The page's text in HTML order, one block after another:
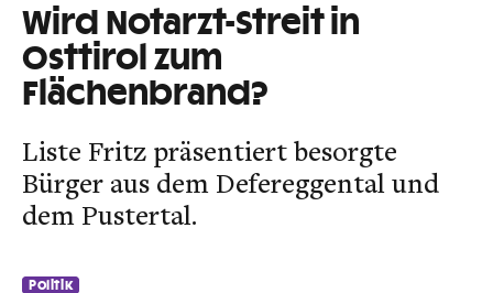
Wird Notarzt-Streit in
Osttirol zum
Flächenbrand?
Liste Fritz präsentiert besorgte
Bürger aus dem Defereggental und
dem Pustertal.
Politik